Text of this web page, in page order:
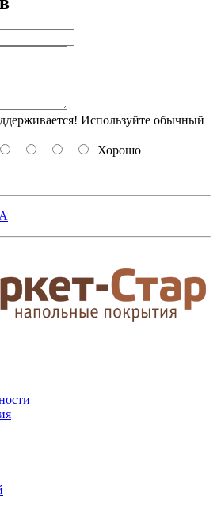
Используйте обычный
Хорошо